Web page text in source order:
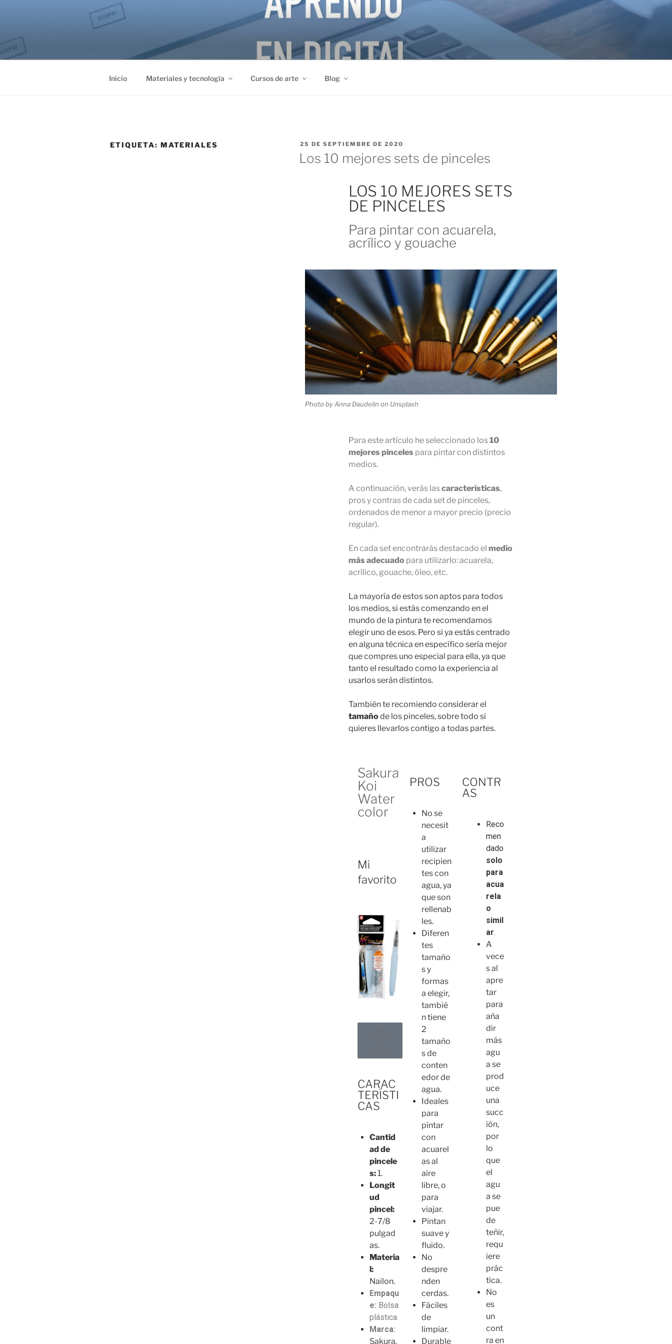
Inicio Materiales y tecnología Cursos de arte Blog
ETIQUETA: MATERIALES 25 DE SEPTIEMBRE DE 2020
Los 10 mejores sets de pinceles
LOS 10 MEJORES SETS
DE PINCELES
Para pintar con acuarela,
acrílico y gouache
Photo byAnna Daudelin on Unsplash
Para este artículo he seleccionado los10
mejores pinceles para pintar con distintos
medios.
A continuación, verás lascaracterísticas,
pros y contras de cada set de pinceles,
ordenados de menor a mayor precio (precio
regular).
En cada set encontrarás destacado elmedio
más adecuado para utilizarlo: acuarela,
acrílico, gouache, óleo, etc.
La mayoría de estos son aptos para todos
los medios, si estás comenzando en el
mundo de la pintura te recomendamos
elegir uno de esos. Pero si ya estás centrado
en alguna técnica en específico sería mejor
que compres uno especial para ella, ya que
tanto el resultado como la experiencia al
usarlos serán distintos.
También te recomiendo considerar el
tamañode los pinceles, sobre todo si
quieres llevarlos contigo a todas partes.
Sakura
Koi
Water
color
Mi
favorito
CARAC
TERÍSTI
CAS
Cantid
ad de
pincele
s:1.
Longit
ud
pincel:
2-7/8
pulgad
as.
Materia
l:
Nailon.
Empaqu
e: Bolsa
plástica.
Marca:
Sakura.
PROS
No se
necesit
a
utilizar
recipien
tes con
agua, ya
que son
rellenab
les.
Diferen
tes
tamaño
s y
formas
a elegir,
tambié
n tiene
2
tamaño
s de
conten
edor de
agua.
Ideales
para
pintar
con
acuarel
as al
aire
libre, o
para
viajar.
Pintan
suave y
fluido.
No
despre
nden
cerdas.
Fáciles
de
limpiar.
Durable
CONTR
AS
Reco
men
dado
solo
para
acua
rela
o
simil
ar.
A
vece
s al
apre
tar
para
aña
dir
más
agu
a se
prod
uce
una
succ
ión,
por
lo
que
el
agu
a se
pue
de
teñir,
requ
iere
prác
tica.
No
es
un
cont
ra en